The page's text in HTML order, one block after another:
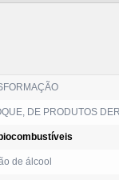
DE PRODUTOS
de álcool